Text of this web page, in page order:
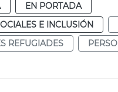
EN PORTADA
E INCLUSIÓN
REFUGIADES